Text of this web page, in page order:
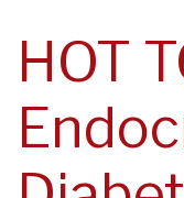
navegación
HOT